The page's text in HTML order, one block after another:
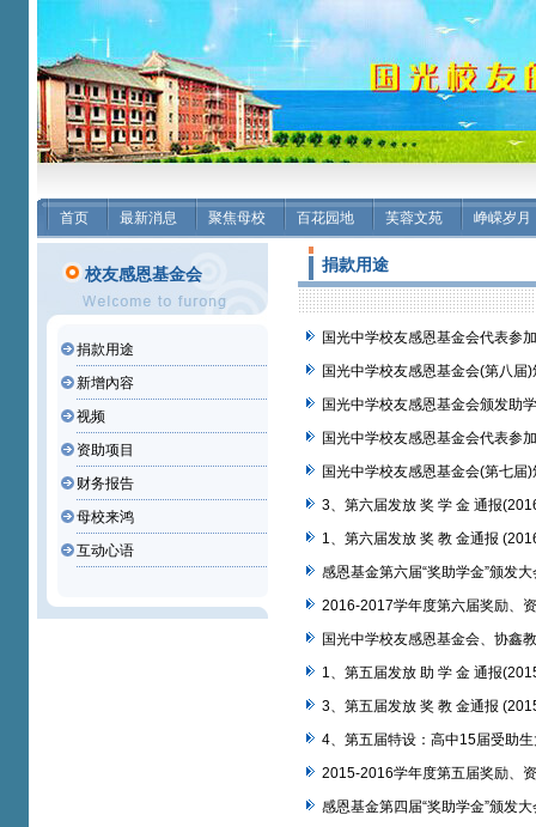
首页 最新消息 聚焦母校 百花园地 芙蓉文苑 峥嵘岁月
校友感恩基金会
捐款用途
新增內容
视频
资助项目
财务报告
母校来鸿
互动心语
捐款用途
国光中学校友感恩基金会代表参
国光中学校友感恩基金会(第八
国光中学校友感恩基金会颁发助
国光中学校友感恩基金会代表参
国光中学校友感恩基金会(第七
3、第六届发放 奖 学 金 通报
1、第六届发放 奖 教 金通报
感恩基金第六届“奖助学金”颁发
2016-2017学年度第六届奖励、
国光中学校友感恩基金会、协鑫
1、第五届发放 助 学 金 通报
3、第五届发放 奖 教 金通报
4、第五届特设：高中15届受助
2015-2016学年度第五届奖励、
感恩基金第四届“奖助学金”颁发